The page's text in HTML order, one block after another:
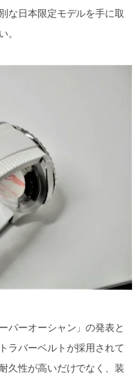
な日本限定モデルを手に取
。
パーオーシャン」の発表と
ラバーベルトが採用されて
久性が高いだけでなく、装